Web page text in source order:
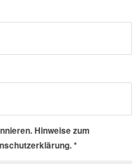
Hinweise zum
*